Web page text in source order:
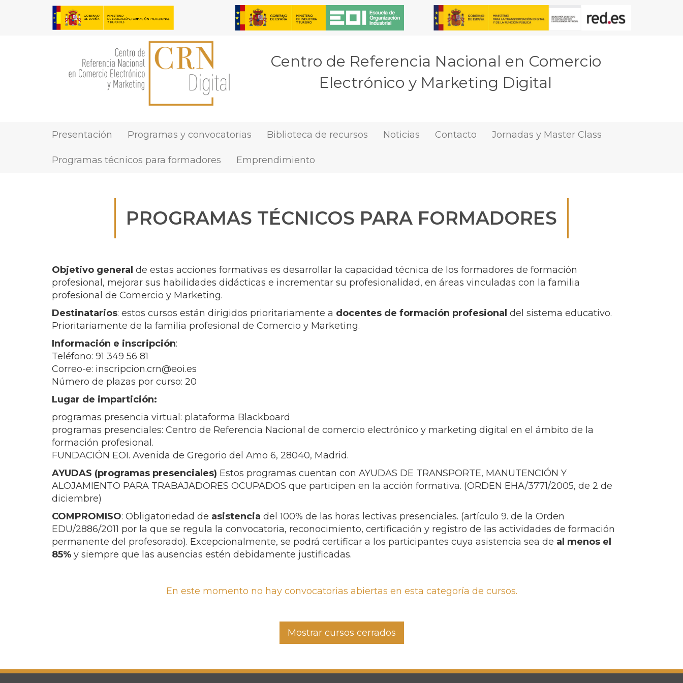
Centro de Referencia Nacional en Comercio
Electrónico y Marketing Digital
MAIN
NAVIGATION
Presentación Programas y convocatorias Biblioteca de recursos Noticias Contacto Jornadas y Master Class
Programas técnicos para formadores Emprendimiento
PROGRAMAS TÉCNICOS PARA FORMADORES
Objetivo general de estas acciones formativas es desarrollar la capacidad técnica de los formadores de formación
profesional, mejorar sus habilidades didácticas e incrementar su profesionalidad, en áreas vinculadas con la familia
profesional de Comercio y Marketing.
Destinatarios: estos cursos están dirigidos prioritariamente a docentes de formación profesional del sistema educativo.
Prioritariamente de la familia profesional de Comercio y Marketing.
Información e inscripción:
Teléfono: 91 349 56 81
Correo-e: inscripcion.crn@eoi.es
Número de plazas por curso: 20
Lugar de impartición:
programas presencia virtual: plataforma Blackboard
programas presenciales: Centro de Referencia Nacional de comercio electrónico y marketing digital en el ámbito de la
formación profesional.
FUNDACIÓN EOI. Avenida de Gregorio del Amo 6, 28040, Madrid.
AYUDAS (programas presenciales) Estos programas cuentan con AYUDAS DE TRANSPORTE, MANUTENCIÓN Y
ALOJAMIENTO PARA TRABAJADORES OCUPADOS que participen en la acción formativa. (ORDEN EHA/3771/2005, de 2 de
diciembre)
COMPROMISO: Obligatoriedad de asistencia del 100% de las horas lectivas presenciales. (artículo 9. de la Orden
EDU/2886/2011 por la que se regula la convocatoria, reconocimiento, certificación y registro de las actividades de formación
permanente del profesorado). Excepcionalmente, se podrá certificar a los participantes cuya asistencia sea de al menos el
85% y siempre que las ausencias estén debidamente justificadas.
En este momento no hay convocatorias abiertas en esta categoría de cursos.
Mostrar cursos cerrados